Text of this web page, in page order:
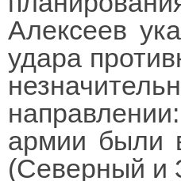
Алексеев
удара
армии были
(Северный и